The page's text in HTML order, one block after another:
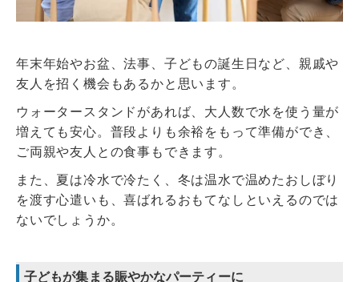
年末年始やお盆、法事、子どもの誕生日など、親戚や
友人を招く機会もあるかと思います。
ウォータースタンドがあれば、大人数で水を使う量が
増えても安心。普段よりも余裕をもって準備ができ、
ご両親や友人との食事もできます。
また、夏は冷水で冷たく、冬は温水で温めたおしぼり
を渡す心遣いも、喜ばれるおもてなしといえるのでは
ないでしょうか。
子どもが集まる賑やかなパーティーに